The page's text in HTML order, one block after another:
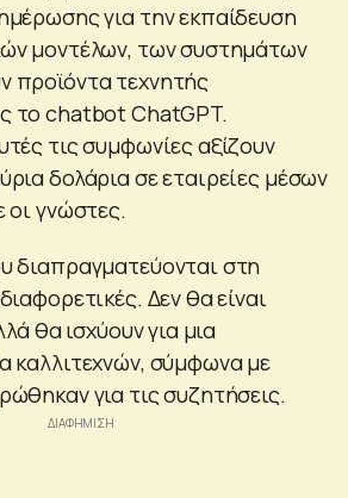
για την εκπαίδευση
μοντέλων, των συστημάτων
προϊόντα τεχνητής
το chatbot ChatGPT.
τις συμφωνίες αξίζουν
δολάρια σε εταιρείες μέσων
οι γνώστες.
διαπραγματεύονται στη
Δεν θα είναι
θα ισχύουν για μια
καλλιτεχνών, σύμφωνα με
για τις συζητήσεις.